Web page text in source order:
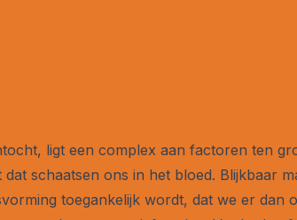
ligt een complex aan factoren ten
schaatsen ons in het bloed. Blijkbaar
toegankelijk wordt, dat we er dan